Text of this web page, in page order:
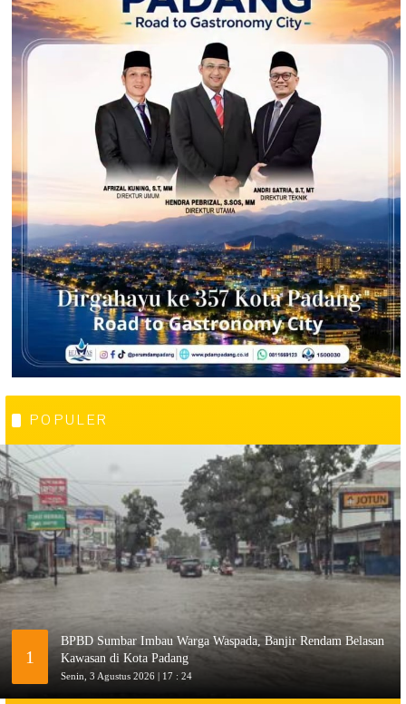
POPULER
1
BPBD Sumbar Imbau Warga Waspada, Banjir Rendam Belasan
Kawasan di Kota Padang
Senin, 3 Agustus 2026 | 17 : 24